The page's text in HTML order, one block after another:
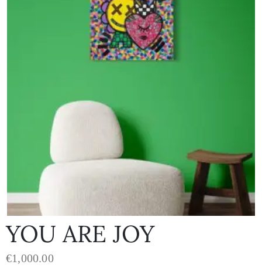
YOU ARE JOY
€1,000.00